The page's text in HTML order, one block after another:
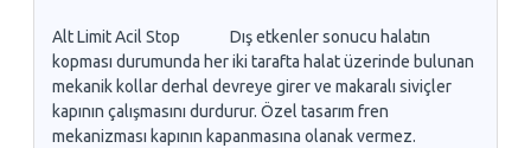
Alt Limit Acil Stop Dış etkenler sonucu halatın
kopması durumunda her iki tarafta halat üzerinde bulunan
mekanik kollar derhal devreye girer ve makaralı siviçler
kapının çalışmasını durdurur. Özel tasarım fren
mekanizması kapının kapanmasına olanak vermez.